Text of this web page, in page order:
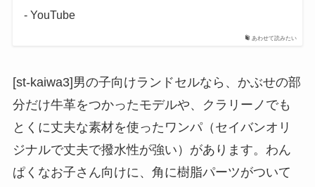
あわせて読みたい
- YouTube
[st-kaiwa3]男の子向けランドセルなら、かぶせの部
分だけ牛革をつかったモデルや、クラリーノでも
とくに丈夫な素材を使ったワンパ（セイバンオリ
ジナルで丈夫で撥水性が強い）があります。わん
ぱくなお子さん向けに、角に樹脂パーツがついて